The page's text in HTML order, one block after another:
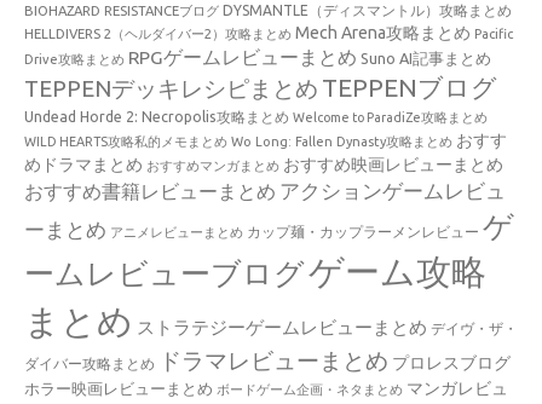
BIOHAZARD RESISTANCEブログ DYSMANTLE（ディスマントル）攻略まとめ
HELLDIVERS 2（ヘルダイバー2）攻略まとめ Mech Arena攻略まとめ Pacific
Drive攻略まとめ RPGゲームレビューまとめ Suno AI記事まとめ
TEPPENデッキレシピまとめ TEPPENブログ
Undead Horde 2: Necropolis攻略まとめ Welcome to ParadiZe攻略まとめ
WILD HEARTS攻略私的メモまとめ Wo Long: Fallen Dynasty攻略まとめ おすす
めドラマまとめ おすすめマンガまとめ おすすめ映画レビューまとめ
おすすめ書籍レビューまとめ アクションゲームレビュ
ーまとめ アニメレビューまとめ カップ麺・カップラーメンレビュー ゲ
ームレビューブログゲーム攻略
まとめ ストラテジーゲームレビューまとめ デイヴ・ザ・
ダイバー攻略まとめ ドラマレビューまとめ プロレスブログ
ホラー映画レビューまとめ ボードゲーム企画・ネタまとめ マンガレビュ